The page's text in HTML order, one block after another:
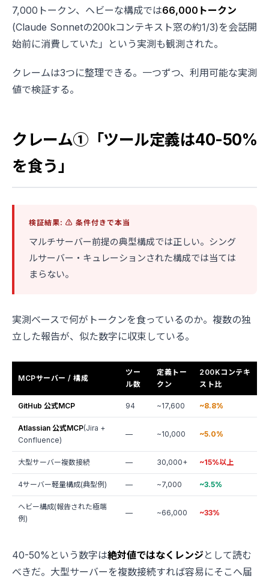
7,000トークン、ヘビーな構成では66,000トークン
(Claude Sonnetの200kコンテキスト窓の約1/3)を会話開
始前に消費していた」という実測も観測された。
クレームは3つに整理できる。一つずつ、利用可能な実測
値で検証する。
クレーム①「ツール定義は40-50%
を食う」
検証結果: ⚠️ 条件付きで本当
マルチサーバー前提の典型構成では正しい。シング
ルサーバー・キュレーションされた構成では当ては
まらない。
実測ベースで何がトークンを食っているのか。複数の独
立した報告が、似た数字に収束している。
MCPサーバー / 構成
ツー
ル数
定義トー
クン
200Kコンテキ
スト比
GitHub 公式MCP 94 ~17,600 ~8.8%
Atlassian 公式MCP(Jira +
Confluence)
— ~10,000 ~5.0%
大型サーバー複数接続 — 30,000+ ~15%以上
4サーバー軽量構成(典型例) — ~7,000 ~3.5%
ヘビー構成(報告された極端
例)
— ~66,000 ~33%
40-50%という数字は絶対値ではなくレンジとして読む
べきだ。大型サーバーを複数接続すれば容易にそこへ届